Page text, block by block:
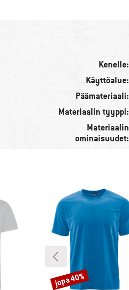
Kenelle:
Käyttöalue:
Päämateriaali:
Materiaalin tyyppi:
Materiaalin
ominaisuudet:
Alennus
jopa 40%